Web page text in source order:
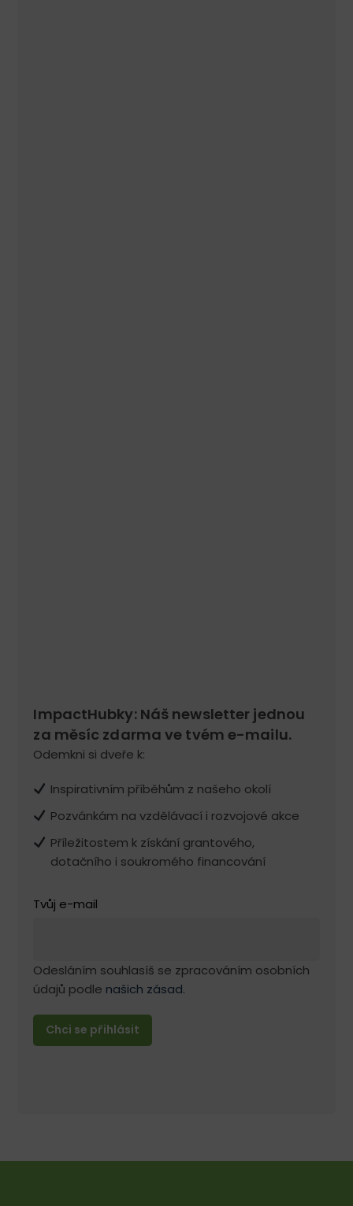
ImpactHubky: Náš newsletter jednou
za měsíc zdarma ve tvém e-mailu.
Odemkni si dveře k:
Inspirativním příběhům z našeho okolí
Pozvánkám na vzdělávací i rozvojové akce
Příležitostem k získání grantového,
dotačního i soukromého financování
Tvůj e-mail
Odesláním souhlasíš se zpracováním osobních
údajů podle našich zásad.